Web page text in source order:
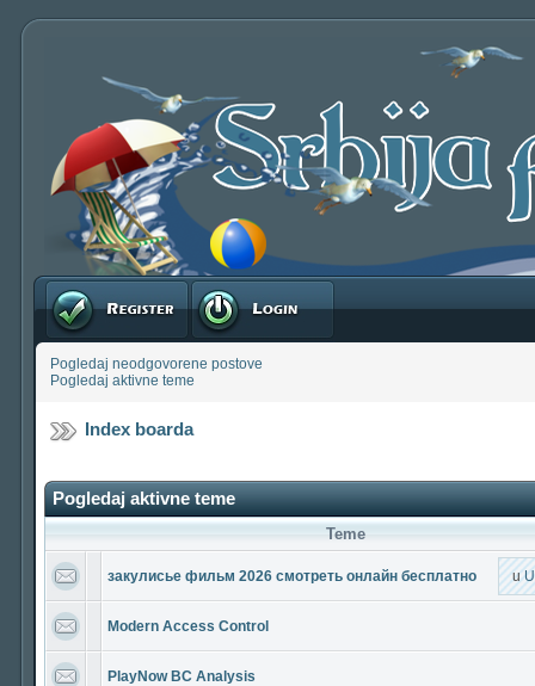
Registruj se Prijavite se
Pogledaj neodgovorene postove
Pogledaj aktivne teme
Index boarda
Pogledaj aktivne teme
Teme
закулисье фильм 2026 смотреть онлайн бесплатно u
Modern Access Control
PlayNow BC Analysis